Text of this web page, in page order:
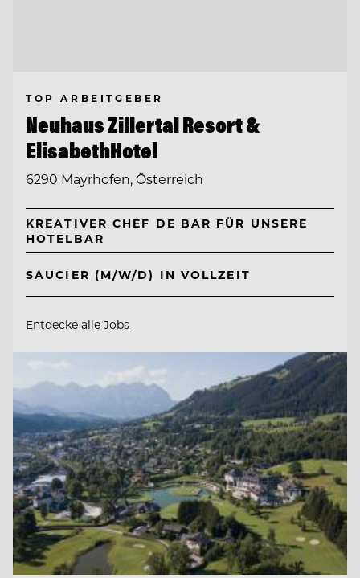
TOP ARBEITGEBER
Neuhaus Zillertal Resort &
ElisabethHotel
6290 Mayrhofen, Österreich
KREATIVER CHEF DE BAR FÜR UNSERE
HOTELBAR
SAUCIER (M/W/D) IN VOLLZEIT
Entdecke alle Jobs